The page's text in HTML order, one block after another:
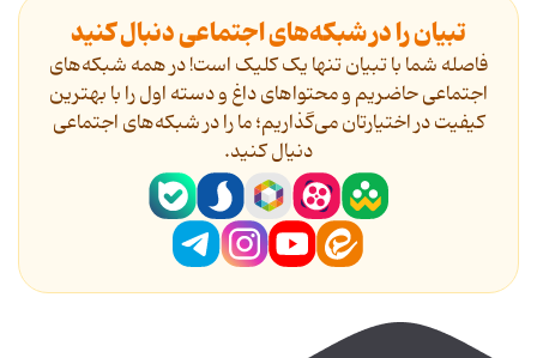
تبیان را در شبکه‌های اجتماعی دنبال کنید
فاصله شما با تبیان تنها یک کلیک است! در همه شبکه‌های
اجتماعی حاضریم و محتواهای داغ و دسته اول را با بهترین
کیفیت در اختیارتان می‌گذاریم؛ ما را در شبکه‌های اجتماعی
دنیال کنید.